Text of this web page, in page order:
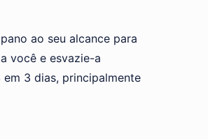
ao seu alcance para
você e esvazie-a
3 dias, principalmente